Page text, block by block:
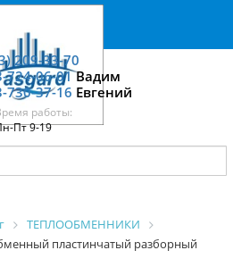
209-33-70
724-06-01Вадим
730-37-16 Евгений
работы:
Пт 9-19
ТЕПЛООБМЕННИКИ
пластинчатый разборный